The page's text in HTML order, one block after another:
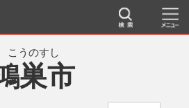
こうのすし
巣市